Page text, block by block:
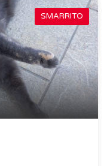
SMARRITO